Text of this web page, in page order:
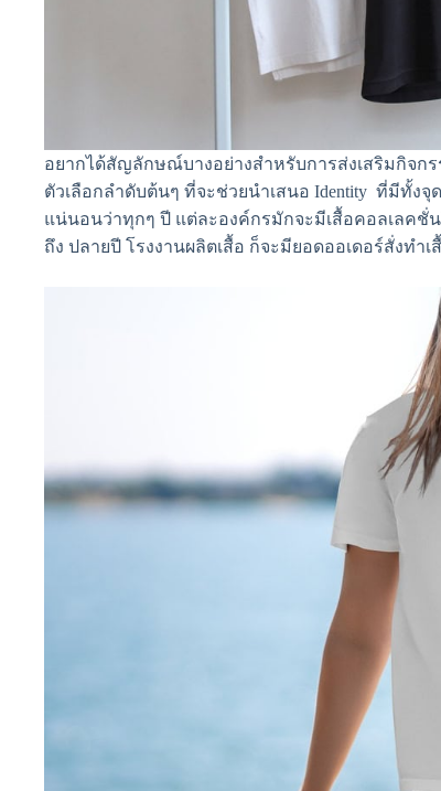
อยากได้สัญลักษณ์บางอย่างสำหรับการส่งเสริมกิจก
ตัวเลือกลำดับต้นๆ ที่จะช่วยนำเสนอ Identity ที่มีทั้ง
แน่นอนว่าทุกๆ ปี แต่ละองค์กรมักจะมีเสื้อคอลเลคชั่
ถึง ปลายปี โรงงานผลิตเสื้อ ก็จะมียอดออเดอร์สั่งทำ